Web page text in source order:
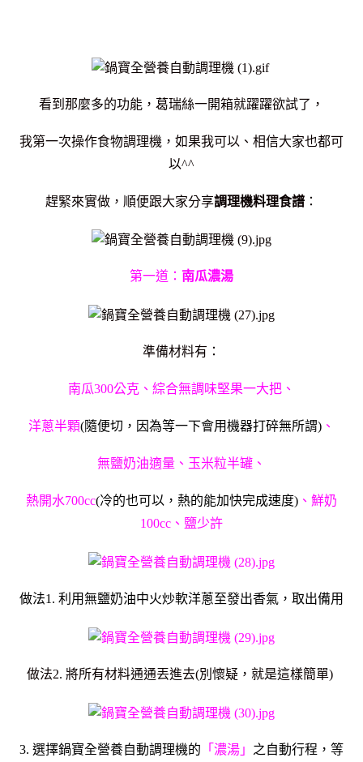
看到那麼多的功能，葛瑞絲一開箱就躍躍欲試了，
我第一次操作食物調理機，如果我可以、相信大家也都可
以^^
趕緊來實做，順便跟大家分享調理機料理食譜 ：
第一道： 南瓜濃湯
準備材料有：
南瓜300公克、綜合無調味堅果一大把、
洋蔥半顆(隨便切，因為等一下會用機器打碎無所謂) 、
無鹽奶油適量、玉米粒半罐、
熱開水700cc(冷的也可以，熱的能加快完成速度) 、鮮奶
100cc、鹽少許
做法1. 利用無鹽奶油中火炒軟洋蔥至發出香氣，取出備用
做法2. 將所有材料通通丟進去(別懷疑，就是這樣簡單)
3. 選擇鍋寶全營養自動調理機的 「濃湯」 之自動行程，等